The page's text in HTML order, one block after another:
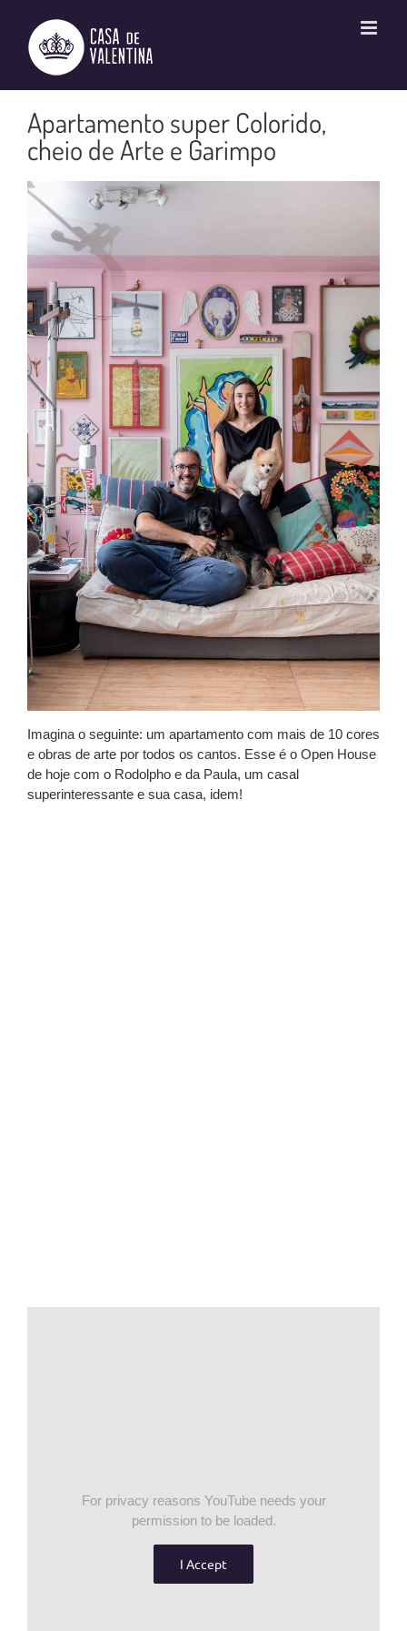
conteúdo
Apartamento super Colorido,
cheio de Arte e Garimpo
Imagina o seguinte: um apartamento com mais de 10 cores
e obras de arte por todos os cantos. Esse é o Open House
de hoje com o Rodolpho e da Paula, um casal
superinteressante e sua casa, idem!
For privacy reasons YouTube needs your
permission to be loaded.
I Accept